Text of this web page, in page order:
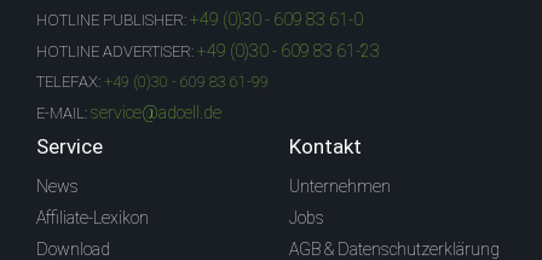
HOTLINE PUBLISHER: +49 (0)30 - 609 83 61-0
HOTLINE ADVERTISER: +49 (0)30 - 609 83 61-23
TELEFAX: +49 (0)30 - 609 83 61-99
E-MAIL: service@adcell.de
Service
News
Affiliate-Lexikon
Download
Kontakt
Unternehmen
Jobs
AGB & Datenschutzerklärung